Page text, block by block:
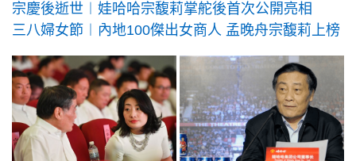
宗慶後逝世︱娃哈哈宗馥莉掌舵後首次公開亮相
三八婦女節︱內地100傑出女商人 孟晚舟宗馥莉上榜